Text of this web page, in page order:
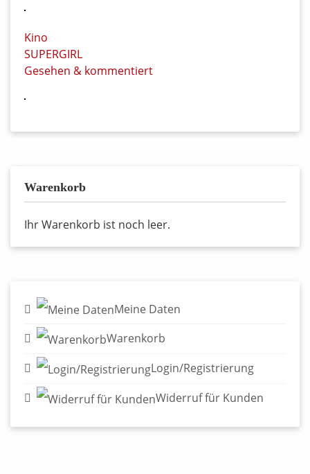
Kino
SUPERGIRL
Gesehen & kommentiert
Warenkorb
Ihr Warenkorb ist noch leer.
Meine Daten
Warenkorb
Login/Registrierung
Widerruf für Kunden